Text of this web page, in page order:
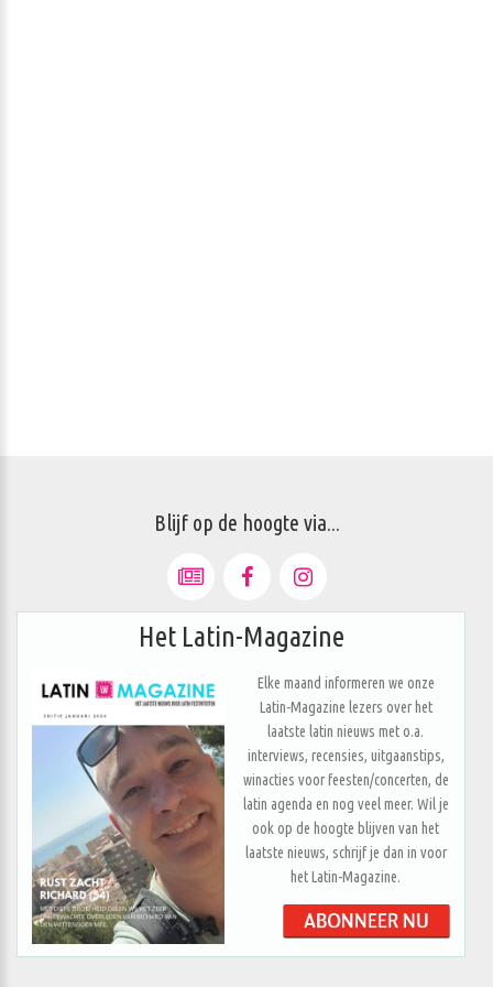
Blijf op de hoogte via...
Het Latin-Magazine
Elke maand informeren we onze
Latin-Magazine lezers over het
laatste latin nieuws met o.a.
interviews, recensies, uitgaanstips,
winacties voor feesten/concerten, de
latin agenda en nog veel meer. Wil je
ook op de hoogte blijven van het
laatste nieuws, schrijf je dan in voor
het Latin-Magazine.